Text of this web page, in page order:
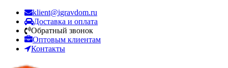
klient@igravdom.ru
Доставка и оплата
Обратный звонок
Оптовым клиентам
Контакты